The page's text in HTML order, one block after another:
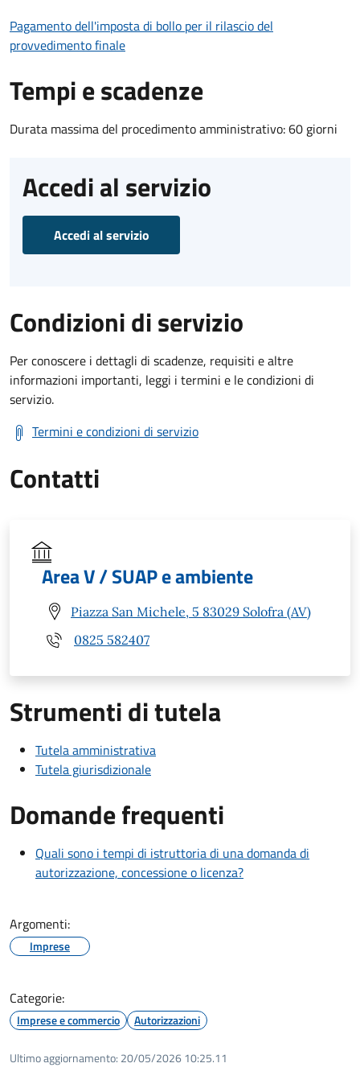
Pagamento dell'imposta di bollo per il rilascio del
provvedimento finale
Tempi e scadenze
Durata massima del procedimento amministrativo: 60 giorni
Accedi al servizio
Accedi al servizio
Condizioni di servizio
Per conoscere i dettagli di scadenze, requisiti e altre
informazioni importanti, leggi i termini e le condizioni di
servizio.
Termini e condizioni di servizio
Contatti
Area V / SUAP e ambiente
Piazza San Michele, 5 83029 Solofra (AV)
0825 582407
Strumenti di tutela
Tutela amministrativa
Tutela giurisdizionale
Domande frequenti
Quali sono i tempi di istruttoria di una domanda di
autorizzazione, concessione o licenza?
Argomenti:
Imprese
Categorie:
Imprese e commercio Autorizzazioni
Ultimo aggiornamento: 20/05/2026 10:25.11